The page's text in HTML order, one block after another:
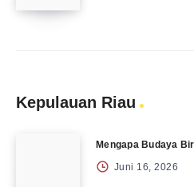
Kepulauan Riau
Mengapa Budaya
Juni 16, 2026